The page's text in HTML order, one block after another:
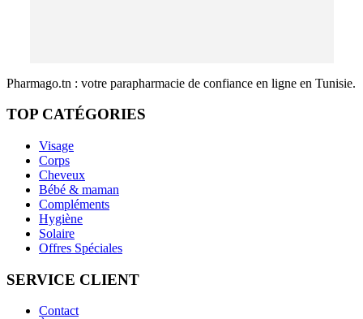
Pharmago.tn : votre parapharmacie de confiance en ligne en Tunisie.
TOP CATÉGORIES
Visage
Corps
Cheveux
Bébé & maman
Compléments
Hygiène
Solaire
Offres Spéciales
SERVICE CLIENT
Contact